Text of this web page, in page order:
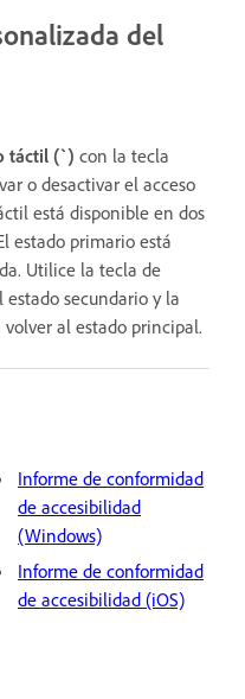
del
táctil (`) con la tecla
o desactivar el acceso
está disponible en dos
estado primario está
Utilice la tecla de
secundario y la
al estado principal.
Informe de conformidad
de accesibilidad
(Windows)
Informe de conformidad
de accesibilidad (iOS)